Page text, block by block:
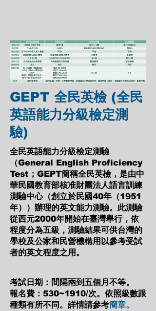
GEPT 全民英檢 (全民
英語能力分級檢定測
驗)
全民英語能力分級檢定測驗
（General English Proficiency
Test；GEPT簡稱全民英檢，是由中
華民國教育部核准財團法人語言訓練
測驗中心（創立於民國40年（1951
年））辦理的英文能力測驗。此測驗
從西元2000年開始在臺灣舉行，依
程度分為五級，測驗結果可供台灣的
學校及公家和民營機構用以參考受試
者的英文程度之用。
考試日期：間隔兩到五個月不等。
報名費：530~1910/次。依照級數跟
種類有所不同。詳情請參考簡章。